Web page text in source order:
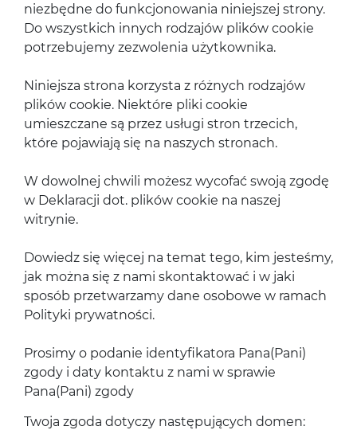
niezbędne do funkcjonowania niniejszej strony.
Do wszystkich innych rodzajów plików cookie
potrzebujemy zezwolenia użytkownika.
Niniejsza strona korzysta z różnych rodzajów
plików cookie. Niektóre pliki cookie
umieszczane są przez usługi stron trzecich,
które pojawiają się na naszych stronach.
W dowolnej chwili możesz wycofać swoją zgodę
w Deklaracji dot. plików cookie na naszej
witrynie.
Dowiedz się więcej na temat tego, kim jesteśmy,
jak można się z nami skontaktować i w jaki
sposób przetwarzamy dane osobowe w ramach
Polityki prywatności.
Prosimy o podanie identyfikatora Pana(Pani)
zgody i daty kontaktu z nami w sprawie
Pana(Pani) zgody
Twoja zgoda dotyczy następujących domen: